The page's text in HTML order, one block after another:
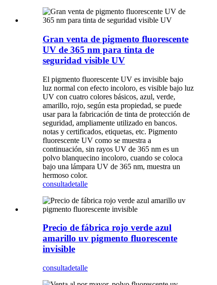
Gran venta de pigmento fluorescente
UV de 365 nm para tinta de
seguridad visible UV
El pigmento fluorescente UV es invisible bajo
luz normal con efecto incoloro, es visible bajo luz
UV con cuatro colores básicos, azul, verde,
amarillo, rojo, según esta propiedad, se puede
usar para la fabricación de tinta de protección de
seguridad, ampliamente utilizado en bancos.
notas y certificados, etiquetas, etc. Pigmento
fluorescente UV como se muestra a
continuación, sin rayos UV de 365 nm es un
polvo blanquecino incoloro, cuando se coloca
bajo una lámpara UV de 365 nm, muestra un
hermoso color.
consultadetalle
Precio de fábrica rojo verde azul
amarillo uv pigmento fluorescente
invisible
consultadetalle